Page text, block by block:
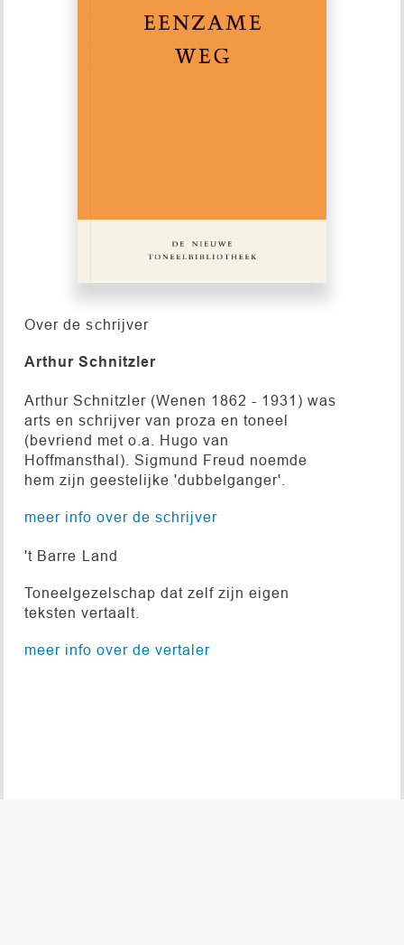
Over de schrijver
Arthur Schnitzler
Arthur Schnitzler (Wenen 1862 - 1931) was
arts en schrijver van proza en toneel
(bevriend met o.a. Hugo van
Hoffmansthal). Sigmund Freud noemde
hem zijn geestelijke 'dubbelganger'.
meer info over de schrijver
't Barre Land
Toneelgezelschap dat zelf zijn eigen
teksten vertaalt.
meer info over de vertaler